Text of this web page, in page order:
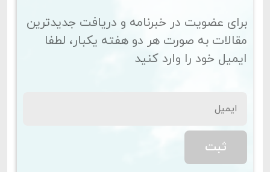
برای عضویت در خبرنامه و دریافت جدیدترین
مقالات به صورت هر دو هفته یکبار، لطفا
ایمیل خود را وارد کنید